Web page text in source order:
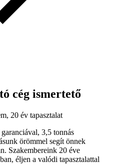
cég ismertető
20 év tapasztalat
3,5 tonnás
örömmel segít önnek
Szakembereink 20 éve
éljen a valódi tapasztalattal